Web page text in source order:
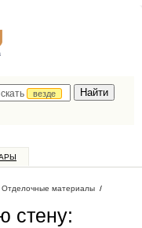
везде
Отделочные материалы /
стену: